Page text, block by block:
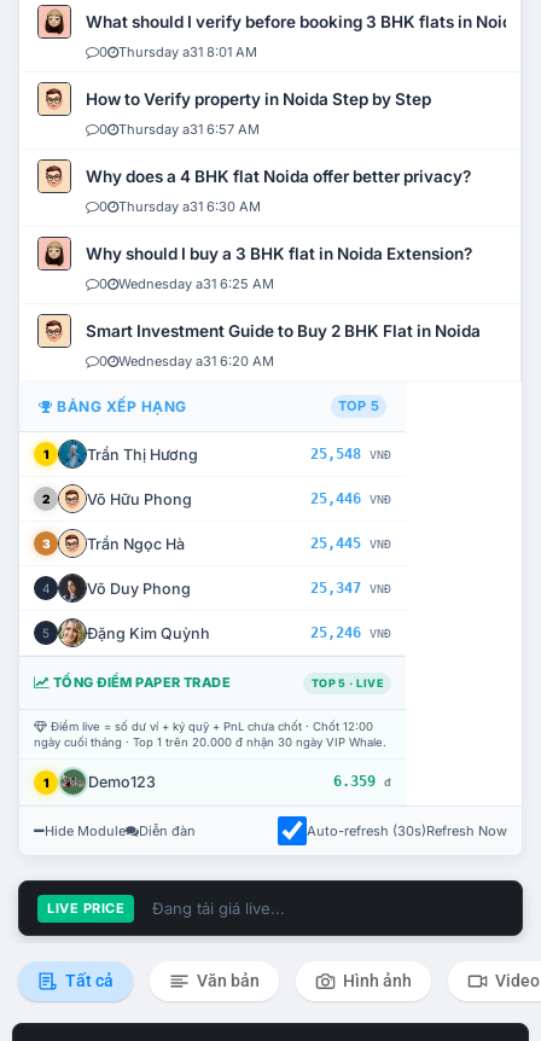
What should I verify before booking 3 BHK flats in Noida?
0 Thursday a31 8:01 AM
How to Verify property in Noida Step by Step
0 Thursday a31 6:57 AM
Why does a 4 BHK flat Noida offer better privacy?
0 Thursday a31 6:30 AM
Why should I buy a 3 BHK flat in Noida Extension?
0 Wednesday a31 6:25 AM
Smart Investment Guide to Buy 2 BHK Flat in Noida
0 Wednesday a31 6:20 AM
BẢNG XẾP HẠNG TOP 5
1 Trần Thị Hương 25,548 VNĐ
2 Võ Hữu Phong 25,446 VNĐ
3 Trần Ngọc Hà 25,445 VNĐ
4 Võ Duy Phong 25,347 VNĐ
5 Đặng Kim Quỳnh 25,246 VNĐ
TỔNG ĐIỂM PAPER TRADE TOP 5 · LIVE
Điểm live = số dư ví + ký quỹ + PnL chưa chốt · Chốt 12:00
ngày cuối tháng · Top 1 trên 20.000 đ nhận 30 ngày VIP Whale.
1 Demo123 6.359 đ
Hide Module Diễn đàn Auto-refresh (30s)Refresh Now
LIVE PRICE Đang tải giá live...
Tất cả Văn bản Hình ảnh Video